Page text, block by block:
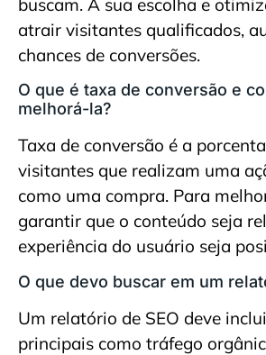
atrair visitantes qualificados,
chances de conversões.
O que é taxa de conversão e
melhorá-la?
Taxa de conversão é a
visitantes que realizam uma
como uma compra. Para
garantir que o conteúdo seja
experiência do usuário seja
O que devo buscar em um
Um relatório de SEO deve
principais como tráfego